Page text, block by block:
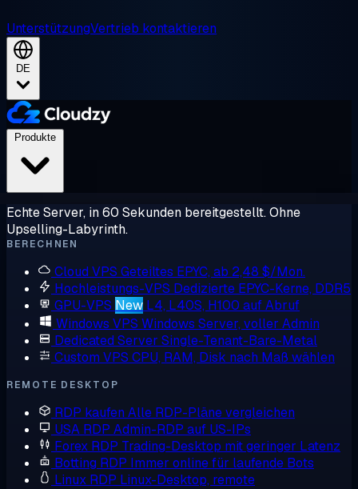
UnterstützungVertrieb kontaktieren
DE
Echte Server, in 60 Sekunden bereitgestellt. Ohne
Upselling-Labyrinth.
BERECHNEN
Cloud VPS Geteiltes EPYC, ab 2,48 $/Mon.
Hochleistungs-VPS Dedizierte EPYC-Kerne, DDR5
GPU-VPS New L4, L40S, H100 auf Abruf
Windows VPS Windows Server, voller Admin
Dedicated Server Single-Tenant-Bare-Metal
Custom VPS CPU, RAM, Disk nach Maß wählen
REMOTE DESKTOP
RDP kaufen Alle RDP-Pläne vergleichen
USA RDP Admin-RDP auf US-IPs
Forex RDP Trading-Desktop mit geringer Latenz
Botting RDP Immer online für laufende Bots
Linux RDP Linux-Desktop, remote